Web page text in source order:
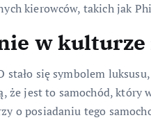
kierowców, takich jak
w
stało się symbolem
że jest to samochód, który
o posiadaniu tego